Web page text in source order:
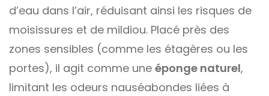
d’eau dans l’air, réduisant ainsi les risques de
moisissures et de mildiou. Placé près des
zones sensibles (comme les étagères ou les
portes), il agit comme une éponge naturel,
limitant les odeurs nauséabondes liées à